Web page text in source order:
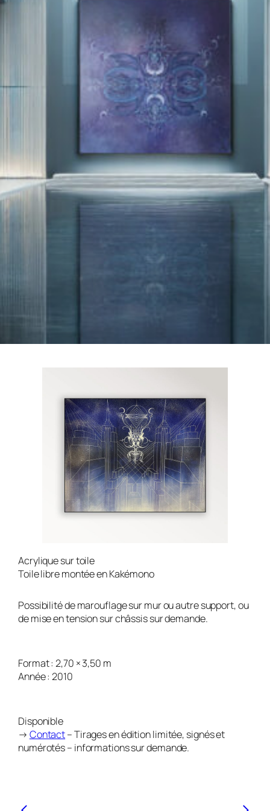
Acrylique sur toile
Toile libre montée en Kakémono
Possibilité de marouflage sur mur ou autre support, ou
de mise en tension sur châssis sur demande.
Format : 2,70 × 3,50 m
Année : 2010
Disponible
→ Contact– Tirages en édition limitée, signés et
numérotés – informations sur demande.